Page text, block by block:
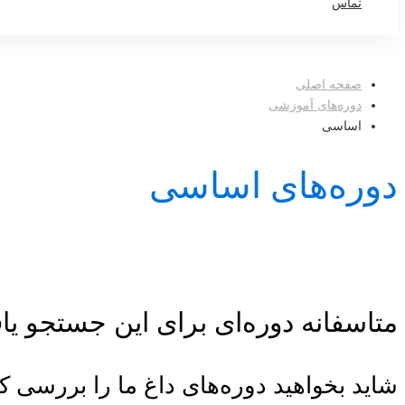
تماس
صفحه اصلی
دوره‌های آموزشی
اساسی
دوره‌های اساسی
متاسفانه دوره‌ای برای این جستجو
شاید بخواهید دوره‌های داغ ما را بررسی